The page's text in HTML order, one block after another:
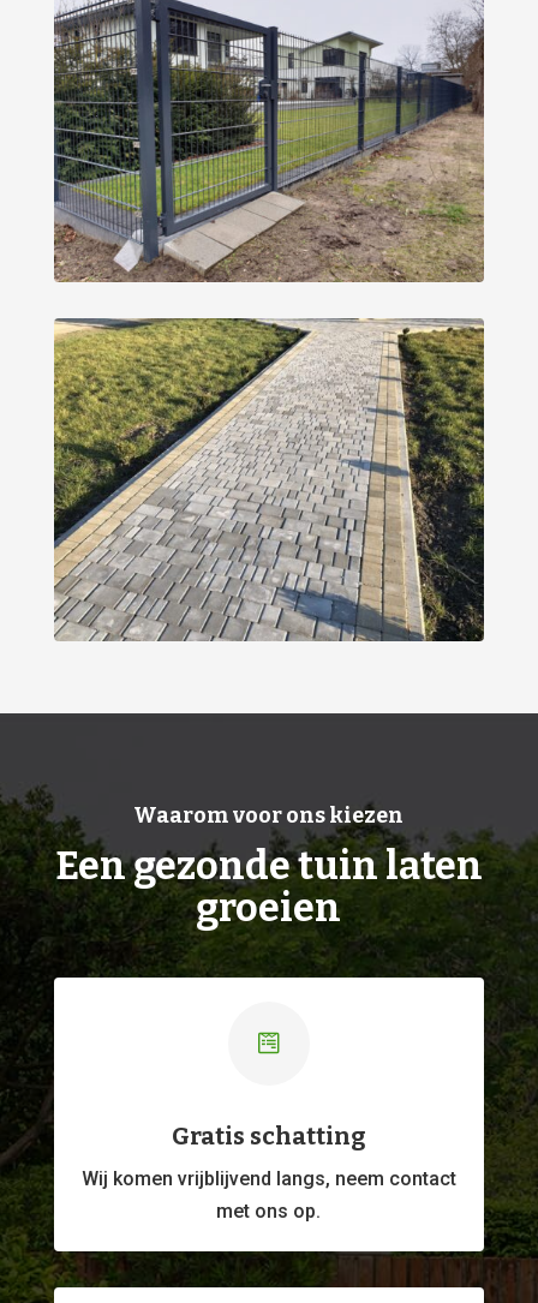
Waarom voor ons kiezen
Een gezonde tuin laten
groeien

Gratis schatting
Wij komen vrijblijvend langs, neem contact
met ons op.